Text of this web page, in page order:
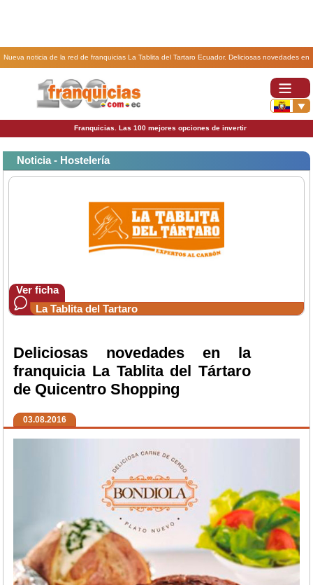
Nueva noticia de la red de franquicias La Tablita del Tartaro Ecuador. Deliciosas novedades en
la franquicia La Tablita del Tártaro de Quicentro Shopping.
Franquicias. Las 100 mejores opciones de invertir
Noticia - Hostelería
Ver ficha
La Tablita del Tartaro
Deliciosas novedades en la
franquicia La Tablita del Tártaro
de Quicentro Shopping
03.08.2016